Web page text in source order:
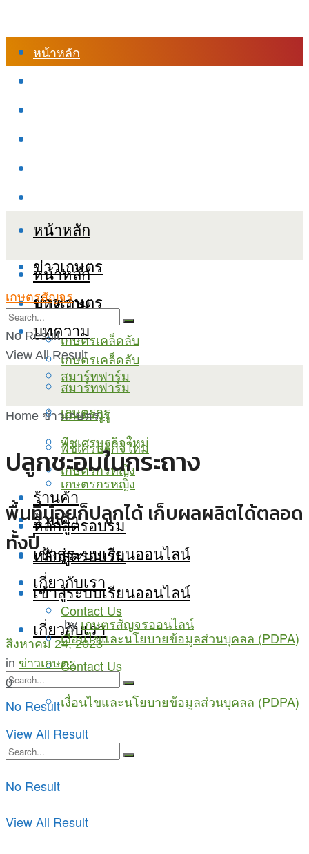
หน้าหลัก
หน้าหลัก
ข่าวเกษตร
บทความ
เกษตรเคล็ดลับ
สมาร์ทฟาร์ม
เกษตรกูรู
พืชเศรษฐกิจใหม่
เกษตรกรหญิง
ร้านค้า
หลักสูตรอบรม
เข้าสู่ระบบเรียนออนไลน์
เกี่ยวกับเรา
Contact Us
เงื่อนไขและนโยบายข้อมูลส่วนบุคลล (PDPA)
No Result
View All Result
หน้าหลัก
ข่าวเกษตร
บทความ
เกษตรเคล็ดลับ
สมาร์ทฟาร์ม
เกษตรกูรู
พืชเศรษฐกิจใหม่
เกษตรกรหญิง
ร้านค้า
หลักสูตรอบรม
เข้าสู่ระบบเรียนออนไลน์
เกี่ยวกับเรา
Contact Us
เงื่อนไขและนโยบายข้อมูลส่วนบุคลล (PDPA)
No Result
View All Result
เกษตรสัญจร
No Result
View All Result
Home ข่าวเกษตร
ปลูกชะอมในกระถาง
พื้นที่น้อยก็ปลูกได้ เก็บผลผลิตได้ตลอด
ทั้งปี
by เกษตรสัญจรออนไลน์
สิงหาคม 24, 2023
in ข่าวเกษตร
0